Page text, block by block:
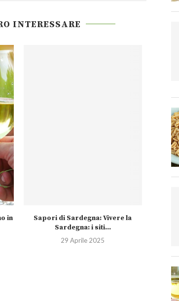
INTERESSARE
in
Sapori di Sardegna: Vivere la
Sardegna: i siti...
29 Aprile 2025